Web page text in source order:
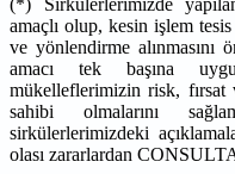
amaçlı olup, kesin işlem
ve yönlendirme alınmasını
amacı tek başına
mükelleflerimizin risk,
sahibi olmalarını
sirkülerlerimizdeki
olası zararlardan